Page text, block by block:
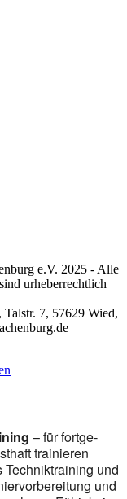
e.V. 2025 - Alle
urheberrechtlich
Talstr. 7, 57629 Wied,
– für fort­ge­
trai­nie­ren
Tech­nik­trai­ning und
und